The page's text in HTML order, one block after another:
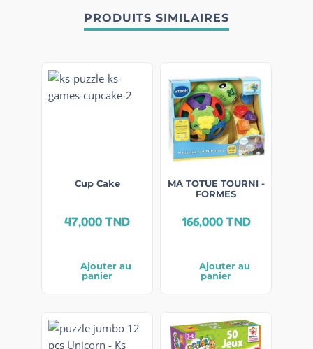
PRODUITS SIMILAIRES
Cup Cake
47,000TND
Ajouter au
panier
MA TOTUE TOURNI -
FORMES
166,000TND
Ajouter au
panier